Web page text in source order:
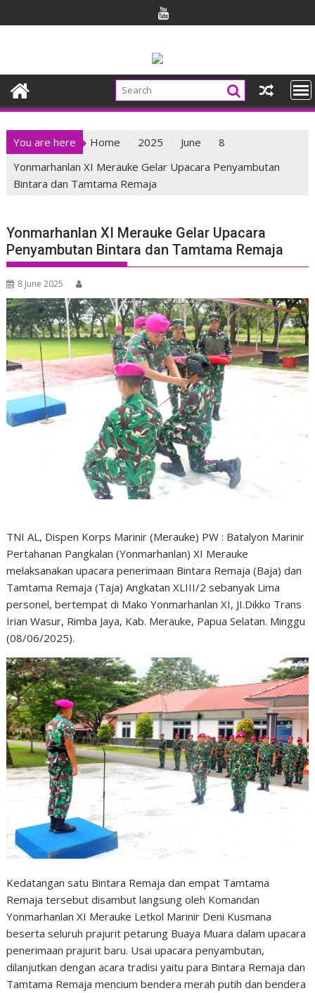
to
You are here Home 2025 June
8
Yonmarhanlan XI Merauke Gelar Upacara Penyambutan
Bintara dan Tamtama Remaja
Yonmarhanlan XI Merauke Gelar Upacara
Penyambutan Bintara dan Tamtama Remaja
8 June 2025
TNI AL, Dispen Korps Marinir (Merauke) PW : Batalyon Marinir
Pertahanan Pangkalan (Yonmarhanlan) XI Merauke
melaksanakan upacara penerimaan Bintara Remaja (Baja) dan
Tamtama Remaja (Taja) Angkatan XLIII/2 sebanyak Lima
personel, bertempat di Mako Yonmarhanlan XI, JI.Dikko Trans
Irian Wasur, Rimba Jaya, Kab. Merauke, Papua Selatan. Minggu
(08/06/2025).
Kedatangan satu Bintara Remaja dan empat Tamtama
Remaja tersebut disambut langsung oleh Komandan
Yonmarhanlan XI Merauke Letkol Marinir Deni Kusmana
beserta seluruh prajurit petarung Buaya Muara dalam upacara
penerimaan prajurit baru. Usai upacara penyambutan,
dilanjutkan dengan acara tradisi yaitu para Bintara Remaja dan
Tamtama Remaja mencium bendera merah putih dan bendera